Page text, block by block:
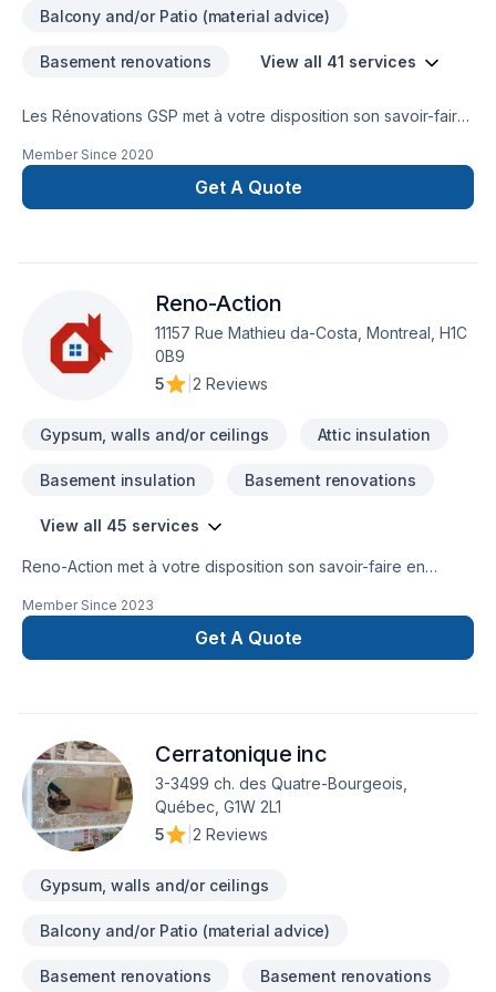
Balcony and/or Patio (material advice)
Basement renovations View all 41 services
Les Rénovations GSP met à votre disposition son savoir-faire
Carrelage, Cuisine, Démolition, Garage, Gypse, Peinture,
Peinture extérieur, Plancher, Rénovation générale,
Revêtement extérieur, Salle de bain, Sous-sol, Tirage de
main irréprochable. Transformons ensemble vos idées en
réalité. Contactez-nous dès maintenant.
Member Since 2020
Get A Quote
Reno-Action
11157 Rue Mathieu da-Costa, Montreal, H1C
0B9
5
2 Reviews
Gypsum, walls and/or ceilings Attic insulation
Basement insulation Basement renovations
View all 45 services
Reno-Action met à votre disposition son savoir-faire en
Peinture extérieur, Plancher, Salle de bain, Sous-sol, Teinture
de plancher, Tirage de joint pour embellir vos espaces à
Lanaudière,Laval,Montréal. Grâce à notre approche centrée
projet. Notre engagement est simple : offrir un service
d'exception, centré sur vos besoins et vos aspirations.
Member Since 2023
Get A Quote
Cerratonique inc
3-3499 ch. des Quatre-Bourgeois,
Québec, G1W 2L1
5
2 Reviews
Gypsum, walls and/or ceilings
Balcony and/or Patio (material advice)
Basement renovations Basement renovations